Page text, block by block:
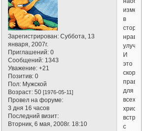
Зарегистрирован: Суббота, 13
января, 2007г.
Приглашений: 0
Сообщений: 1343
Уважение: +21
Позитив: 0
Пол: Мужской
Возраст: 50[1976-05-11]
Провел на форуме:
3 дня 16 часов
Последний визит:
Вторник, 6 мая, 2008г. 18:10
в
И
это
скорее
для
всех
с